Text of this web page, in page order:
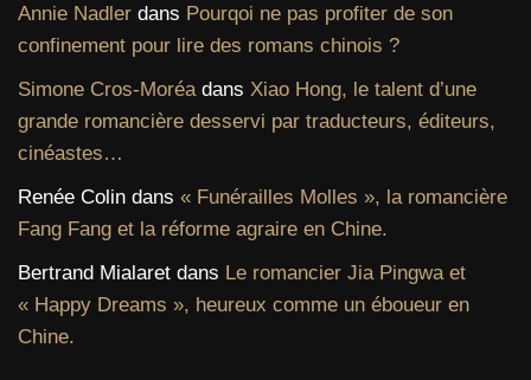
Annie Nadler dans Pourqoi ne pas profiter de son
confinement pour lire des romans chinois ?
Simone Cros-Moréa dans Xiao Hong, le talent d’une
grande romancière desservi par traducteurs, éditeurs,
cinéastes…
Renée Colin dans « Funérailles Molles », la romancière
Fang Fang et la réforme agraire en Chine.
Bertrand Mialaret dans Le romancier Jia Pingwa et
« Happy Dreams », heureux comme un éboueur en
Chine.